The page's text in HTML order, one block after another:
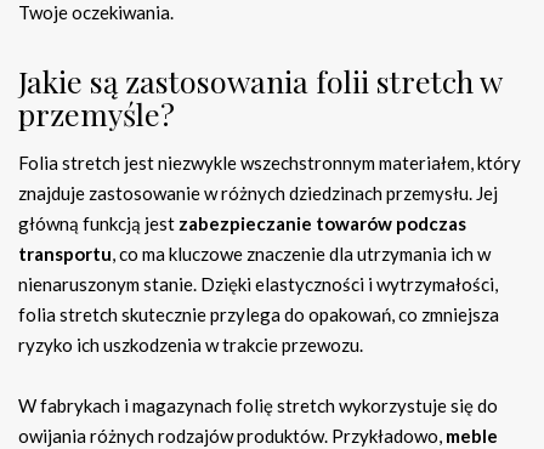
Twoje oczekiwania.
Jakie są zastosowania folii stretch w
przemyśle?
Folia stretch jest niezwykle wszechstronnym materiałem, który
znajduje zastosowanie w różnych dziedzinach przemysłu. Jej
główną funkcją jest zabezpieczanie towarów podczas
transportu, co ma kluczowe znaczenie dla utrzymania ich w
nienaruszonym stanie. Dzięki elastyczności i wytrzymałości,
folia stretch skutecznie przylega do opakowań, co zmniejsza
ryzyko ich uszkodzenia w trakcie przewozu.
W fabrykach i magazynach folię stretch wykorzystuje się do
owijania różnych rodzajów produktów. Przykładowo, meble